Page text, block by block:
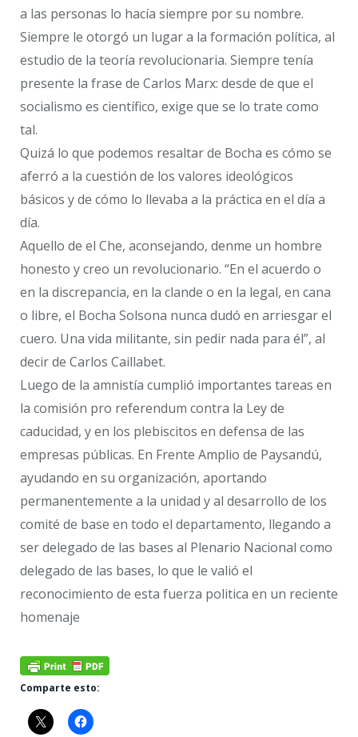
a las personas lo hacía siempre por su nombre.
Siempre le otorgó un lugar a la formación política, al
estudio de la teoría revolucionaria. Siempre tenía
presente la frase de Carlos Marx: desde de que el
socialismo es científico, exige que se lo trate como
tal.
Quizá lo que podemos resaltar de Bocha es cómo se
aferró a la cuestión de los valores ideológicos
básicos y de cómo lo llevaba a la práctica en el día a
día.
Aquello de el Che, aconsejando, denme un hombre
honesto y creo un revolucionario. “En el acuerdo o
en la discrepancia, en la clande o en la legal, en cana
o libre, el Bocha Solsona nunca dudó en arriesgar el
cuero. Una vida militante, sin pedir nada para él”, al
decir de Carlos Caillabet.
Luego de la amnistía cumplió importantes tareas en
la comisión pro referendum contra la Ley de
caducidad, y en los plebiscitos en defensa de las
empresas públicas. En Frente Amplio de Paysandú,
ayudando en su organización, aportando
permanentemente a la unidad y al desarrollo de los
comité de base en todo el departamento, llegando a
ser delegado de las bases al Plenario Nacional como
delegado de las bases, lo que le valió el
reconocimiento de esta fuerza politica en un reciente
homenaje
Comparte esto: